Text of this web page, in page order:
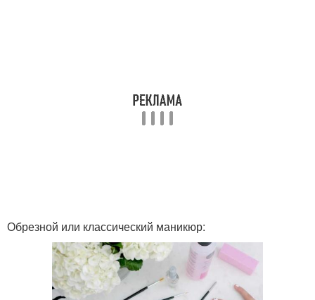
Обрезной или классический маникюр: